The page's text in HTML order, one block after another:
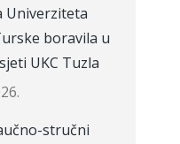
Univerziteta
boravila u
UKC Tuzla
stručni